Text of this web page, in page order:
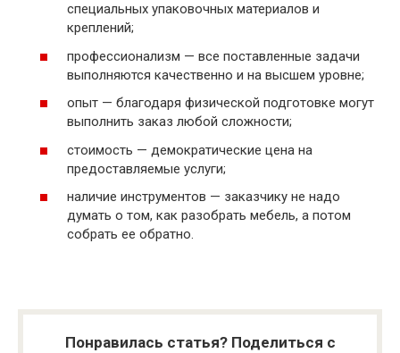
специальных упаковочных материалов и
креплений;
профессионализм — все поставленные задачи
выполняются качественно и на высшем уровне;
опыт — благодаря физической подготовке могут
выполнить заказ любой сложности;
стоимость — демократические цена на
предоставляемые услуги;
наличие инструментов — заказчику не надо
думать о том, как разобрать мебель, а потом
собрать ее обратно.
Понравилась статья? Поделиться с